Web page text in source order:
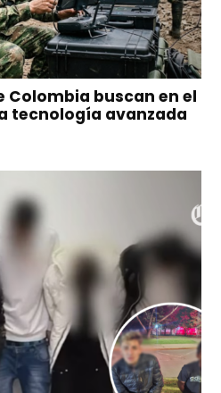
Colombia buscan en el
tecnología avanzada